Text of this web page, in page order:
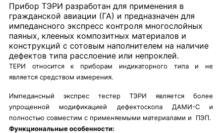
Прибор ТЭРИ разработан для применения в
гражданской авиации (ГА) и предназначен для
импедансного экспресс контроля многослойных
паяных, клееных композитных материалов и
конструкций с сотовым наполнителем на наличие
дефектов типа расслоение или непроклей.
ТЕРИ относится к приборам индикаторного типа и не
является средством измерения.
Импедансный экспрес тестер ТЭРИ является более
упрощенной модификацией дефектоскопа ДАМИ-С и
полностью совместим с применяемыми материалами и ПЭП.
Функциональные особенности: